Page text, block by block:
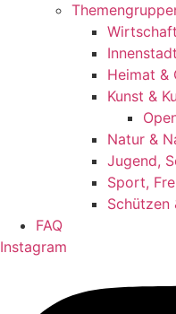
Innenstadt
Heimat &
Kunst &
Natur &
Jugend,
Sport,
Schützen
FAQ
Instagram